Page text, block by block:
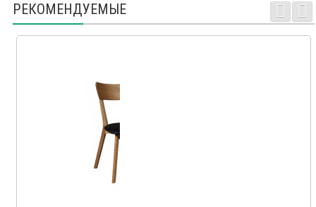
РЕКОМЕНДУЕМЫЕ